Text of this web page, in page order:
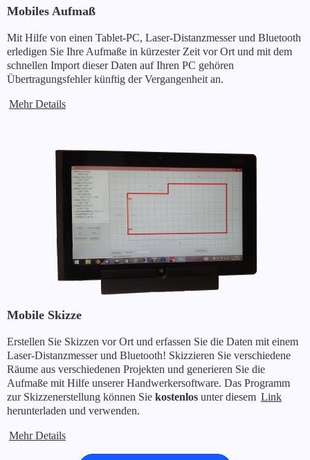
Mobiles Aufmaß
Mit Hilfe von einen Tablet-PC, Laser-Distanzmesser und Bluetooth
erledigen Sie Ihre Aufmaße in kürzester Zeit vor Ort und mit dem
schnellen Import dieser Daten auf Ihren PC gehören
Übertragungsfehler künftig der Vergangenheit an.
Mehr Details
Mobile Skizze
Erstellen Sie Skizzen vor Ort und erfassen Sie die Daten mit einem
Laser-Distanzmesser und Bluetooth! Skizzieren Sie verschiedene
Räume aus verschiedenen Projekten und generieren Sie die
Aufmaße mit Hilfe unserer Handwerkersoftware. Das Programm
zur Skizzenerstellung können Sie kostenlos unter diesem Link
herunterladen und verwenden.
Mehr Details